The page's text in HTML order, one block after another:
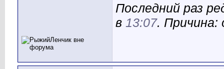
Последний раз
в 13:07. Причина: